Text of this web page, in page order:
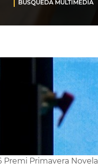
BÚSQUEDA MULTIMEDIA
Premi Primavera Novela